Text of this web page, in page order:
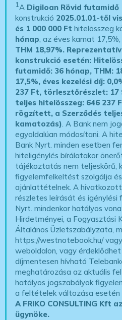
1A Digiloan Rövid futamidő
konstrukció 2025.01.01-től
és 1 000 000 Ft hitelösszeg
hónap, az éves kamat
THM 18,97%.
konstrukció esetén:
futamidő: 36 hónap, THM:
17,5%, éves kezelési díj:
237 Ft, törlesztőrészlet: 17
teljes hitelösszeg: 646 237
rögzített, a Szerződés
kamatozás). A Bank nem
egyoldalúan módosítani. A
Bank Nyrt. minden esetben
hiteligénylés bírálatakor
tájékoztatás nem teljeskörű,
figyelemfelkeltést szolgálja és
ajánlattételnek. A hivatkozott
részletes leírását és
Nyrt. mindenkor hatályos
Hirdetményei, a Fogyasztási
Általános Üzletszabályzata,
https://westnotebook.hu/
weboldalon, vagy
díjmentesen hívható
meghatározása az aktuális
hatályos jogszabályok
a feltételek változása esetén
A FRIKO CONSULTING Kft
ügynöke.